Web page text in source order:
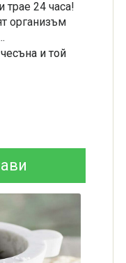
трае 24 часа!
организъм
и той